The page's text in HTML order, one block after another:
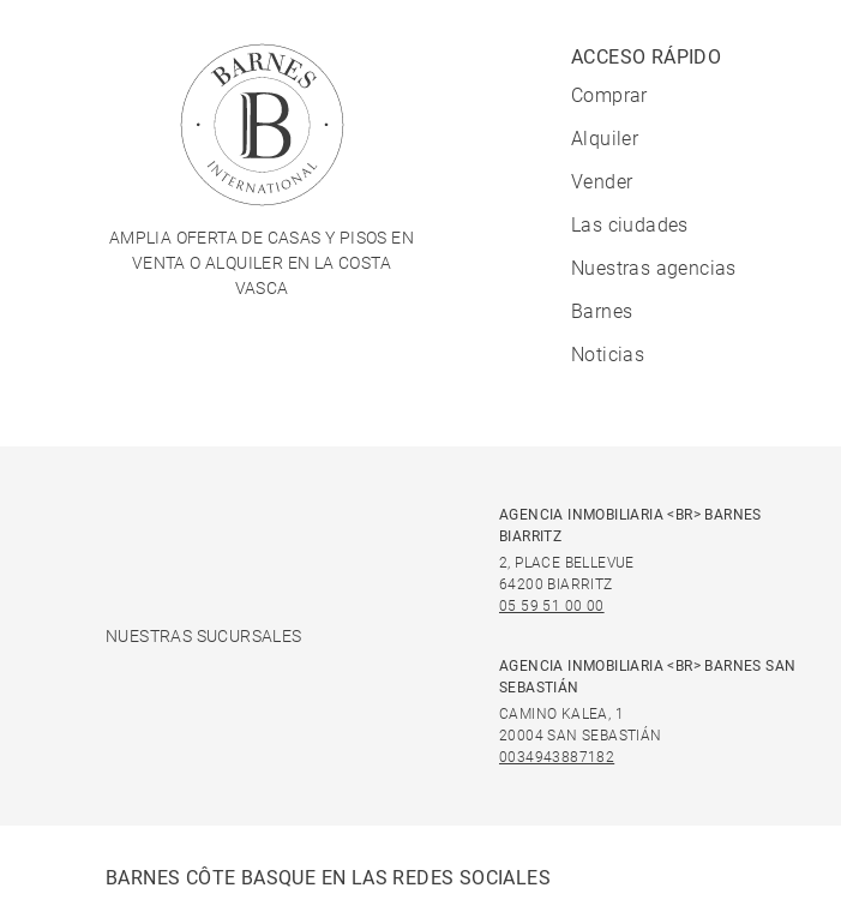
AMPLIA OFERTA DE CASAS Y PISOS EN
VENTA O ALQUILER EN LA COSTA
VASCA
ACCESO RÁPIDO
Comprar
Alquiler
Vender
Las ciudades
Nuestras agencias
Barnes
Noticias
NUESTRAS SUCURSALES
AGENCIA INMOBILIARIA <BR> BARNES
BIARRITZ
2, PLACE BELLEVUE
64200 BIARRITZ
05 59 51 00 00
AGENCIA INMOBILIARIA <BR> BARNES SAN
SEBASTIÁN
CAMINO KALEA, 1
20004 SAN SEBASTIÁN
0034943887182
BARNES CÔTE BASQUE EN LAS REDES SOCIALES